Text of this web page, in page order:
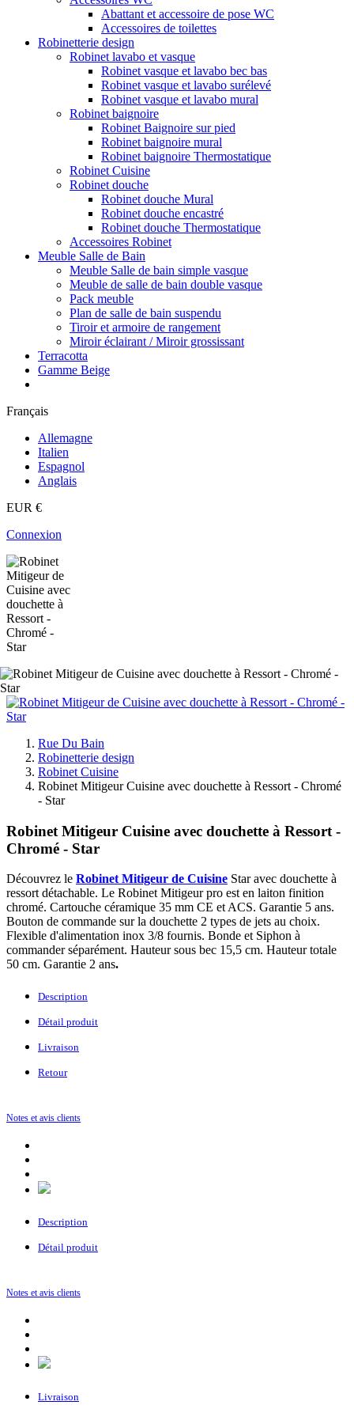
Abattant et accessoire de pose WC
Accessoires de toilettes
Robinetterie design
Robinet lavabo et vasque
Robinet vasque et lavabo bec bas
Robinet vasque et lavabo surélevé
Robinet vasque et lavabo mural
Robinet baignoire
Robinet Baignoire sur pied
Robinet baignoire mural
Robinet baignoire Thermostatique
Robinet Cuisine
Robinet douche
Robinet douche Mural
Robinet douche encastré
Robinet douche Thermostatique
Accessoires Robinet
Meuble Salle de Bain
Meuble Salle de bain simple vasque
Meuble de salle de bain double vasque
Pack meuble
Plan de salle de bain suspendu
Tiroir et armoire de rangement
Miroir éclairant / Miroir grossissant
Terracotta
Gamme Beige
Français
Allemagne
Italien
Espagnol
Anglais
EUR €
Connexion
Rue Du Bain
Robinetterie design
Robinet Cuisine
Robinet Mitigeur Cuisine avec douchette à Ressort - Chromé
- Star
Robinet Mitigeur Cuisine avec douchette à Ressort -
Chromé - Star
Découvrez le Robinet Mitigeur de Cuisine Star avec douchette à
ressort détachable. Le Robinet Mitigeur pro est en laiton finition
chromé. Cartouche céramique 35 mm CE et ACS. Garantie 5 ans.
Bouton de commande sur la douchette 2 types de jets au choix.
Flexible d'alimentation inox 3/8 fournis. Bonde et Siphon à
commander séparément. Hauteur sous bec 15,5 cm. Hauteur totale
50 cm. Garantie 2 ans.
Description
Détail produit
Livraison
Retour
Notes et avis clients
Description
Détail produit
Notes et avis clients
Livraison